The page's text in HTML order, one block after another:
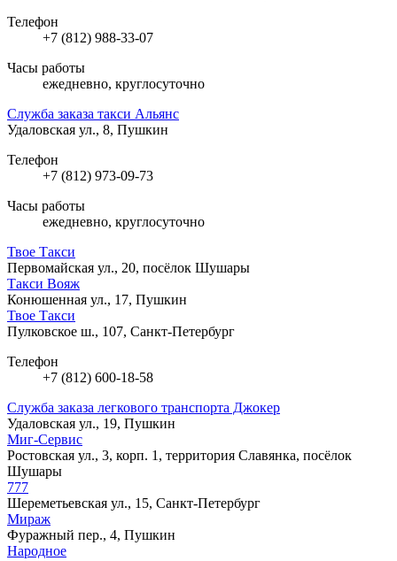
Телефон
+7 (812) 988-33-07
Часы работы
ежедневно, круглосуточно
Служба заказа такси Альянс
Удаловская ул., 8, Пушкин
Телефон
+7 (812) 973-09-73
Часы работы
ежедневно, круглосуточно
Твое Такси
Первомайская ул., 20, посёлок Шушары
Такси Вояж
Конюшенная ул., 17, Пушкин
Твое Такси
Пулковское ш., 107, Санкт-Петербург
Телефон
+7 (812) 600-18-58
Служба заказа легкового транспорта Джокер
Удаловская ул., 19, Пушкин
Миг-Сервис
Ростовская ул., 3, корп. 1, территория Славянка, посёлок
Шушары
777
Шереметьевская ул., 15, Санкт-Петербург
Мираж
Фуражный пер., 4, Пушкин
Народное